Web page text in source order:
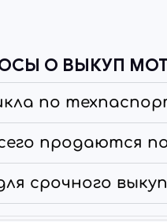
О ВЫКУП
по
продаются
срочного